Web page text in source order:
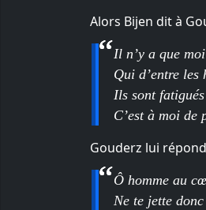
Alors Bijen dit à
Il n’y a que
Qui d’entre les
Ils sont
C’est à moi
Gouderz lui
Ô homme au
Ne te jette